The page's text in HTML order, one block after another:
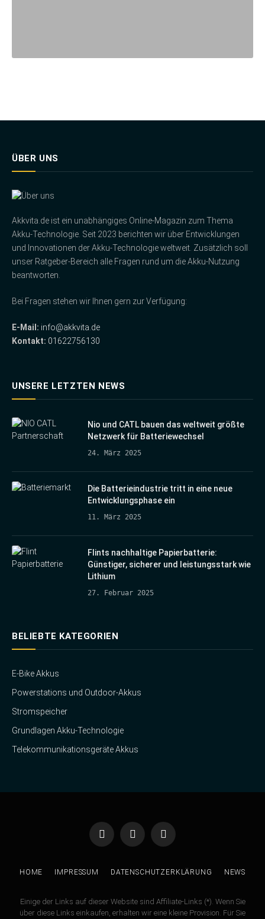
ÜBER UNS
Akkvita.de ist ein unabhängiges Online-Magazin zum Thema
Akku-Technologie. Seit 2023 berichten wir über Entwicklungen
und Innovationen der Akku-Technologie weltweit. Zusätzlich soll
unser Ratgeber-Bereich alle Fragen rund um die Akku-Nutzung
beantworten.
Bei Fragen stehen wir Ihnen gern zur Verfügung:
E-Mail: info@akkvita.de
Kontakt: 01622756130
UNSERE LETZTEN NEWS
Nio und CATL bauen das weltweit größte
Netzwerk für Batteriewechsel
24. März 2025
Die Batterieindustrie tritt in eine neue
Entwicklungsphase ein
11. März 2025
Flints nachhaltige Papierbatterie:
Günstiger, sicherer und leistungsstark wie
Lithium
27. Februar 2025
BELIEBTE KATEGORIEN
E-Bike Akkus
Powerstations und Outdoor-Akkus
Stromspeicher
Grundlagen Akku-Technologie
Telekommunikationsgeräte Akkus
FacebookTwitter Instagram
HOME IMPRESSUM DATENSCHUTZERKLÄRUNG NEWS
Einige der Links auf dieser Website sind Affiliate-Links (*). Wenn Sie
über diese Links einkaufen, erhalten wir eine kleine Provision. Für Sie